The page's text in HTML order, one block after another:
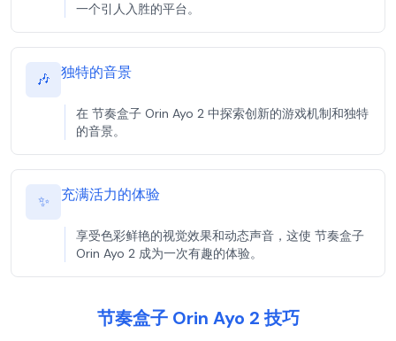
一个引人入胜的平台。
🎶 独特的音景
在 节奏盒子 Orin Ayo 2 中探索创新的游戏机制和独特
的音景。
✨ 充满活力的体验
享受色彩鲜艳的视觉效果和动态声音，这使 节奏盒子
Orin Ayo 2 成为一次有趣的体验。
节奏盒子 Orin Ayo 2 技巧